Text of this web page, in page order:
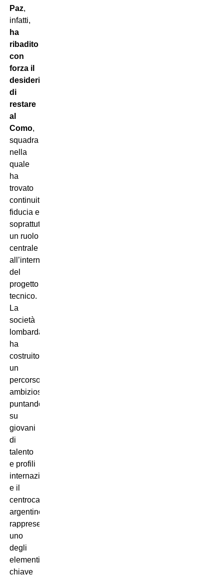
Paz,
infatti,
ha
ribadito
con
forza il
desiderio
di
restare
al
Como,
squadra
nella
quale
ha
trovato
continuità,
fiducia e
soprattutto
un ruolo
centrale
all’interno
del
progetto
tecnico.
La
società
lombarda
ha
costruito
un
percorso
ambizioso
puntando
su
giovani
di
talento
e profili
internazionali,
e il
centrocampista
argentino
rappresenta
uno
degli
elementi
chiave